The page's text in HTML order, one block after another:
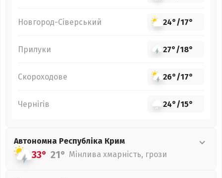
Новгород-Сіверський 24°/17°
Прилуки 27°/18°
Скороходове 26°/17°
Чернігів 24°/15°
Автономна Республіка Крим
33° 21° Мінлива хмарність, грози